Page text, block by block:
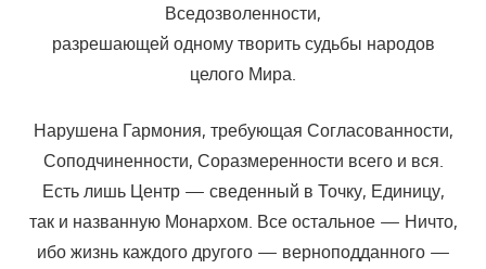
Вседозволенности,
разрешающей одному творить судьбы народов
целого Мира.
Нарушена Гармония, требующая Согласованности,
Соподчиненности, Соразмеренности всего и вся.
Есть лишь Центр — сведенный в Точку, Единицу,
так и названную Монархом. Все остальное — Ничто,
ибо жизнь каждого другого — верноподданного —